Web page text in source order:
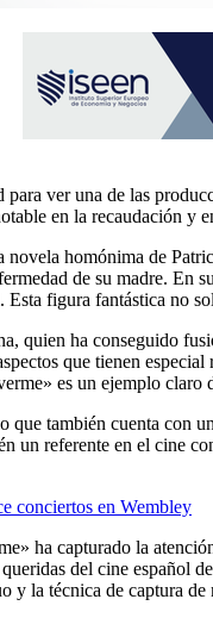
ver una de las
en la recaudación y
novela homónima de
de su madre. En
figura fantástica no
quien ha conseguido
que tienen
es un ejemplo claro
también cuenta con
un referente en el cine
conciertos en Wembley
ha capturado la
del cine español
y la técnica de captura